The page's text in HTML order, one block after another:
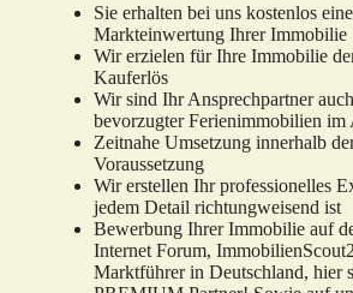
Sie erhalten bei uns kostenlos
Markteinwertung Ihrer Immobilie
Wir erzielen für Ihre Immobilie
Kauferlös
Wir sind Ihr Ansprechpartner
bevorzugter Ferienimmobilien im
Zeitnahe Umsetzung innerhalb
Voraussetzung
Wir erstellen Ihr professionelles
jedem Detail richtungweisend ist
Bewerbung Ihrer Immobilie auf
Internet Forum,
Marktführer in Deutschland, hier